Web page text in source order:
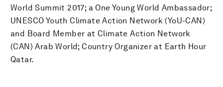
World Summit 2017; a One Young World Ambassador;
UNESCO Youth Climate Action Network (YoU-CAN)
and Board Member at Climate Action Network
(CAN) Arab World; Country Organizer at Earth Hour
Qatar.